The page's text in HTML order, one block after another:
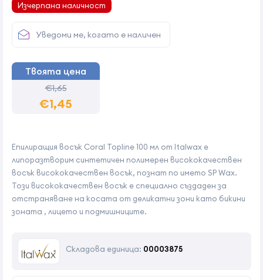
Епилиращия восък Coral Topline 100 мл от Italwax е
липоразтворим синтетичен полимерен висококачествен
восък висококачествен восък, познат по името SP Wax.
Този висококачествен восък е специално създаден за
отстраняване на косата от деликатни зони като бикини
зоната , лицето и подмишниците.
Складова единица: 00003875
Изчерпана наличност
Уведоми ме, когато е наличен
Твоята цена
€1,65
€1,45